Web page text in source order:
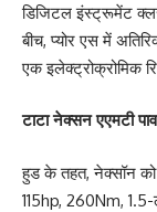
डिजिटल इंस्ट्रूमेंट
बीच, प्योर एस में
एक इलेक्ट्रोक्रोमिक
टाटा नेक्सन एएमटी
हुड के तहत, नेक्सॉन
115hp, 260Nm,